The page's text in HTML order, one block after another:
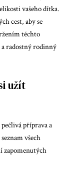
vašeho dítka.
cest, aby se
těchto
radostný rodinný
užít
příprava a
všech
zapomenutých